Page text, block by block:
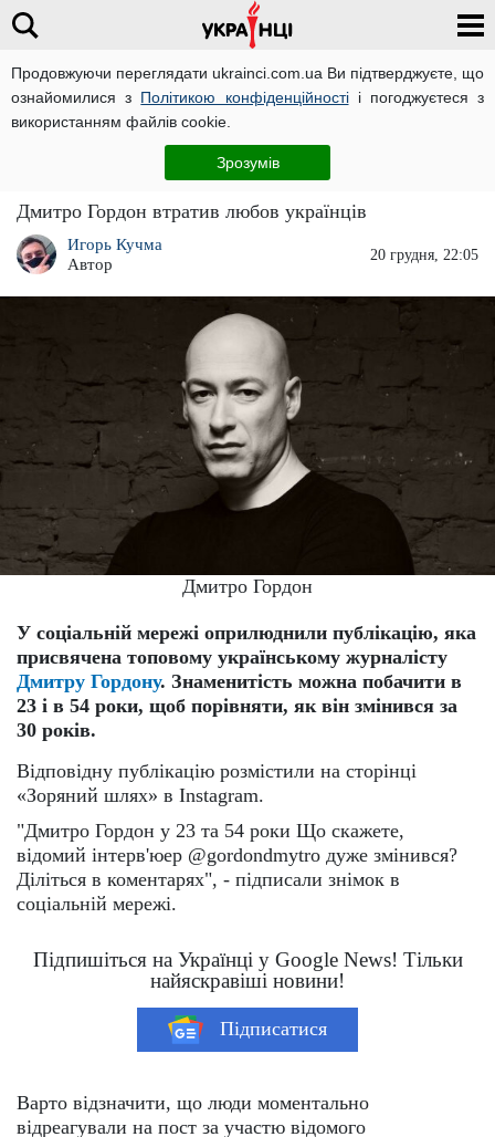
Продовжуючи переглядати ukrainci.com.ua Ви підтверджуєте, що
ознайомилися з Політикою конфіденційностіі погоджуєтеся з
використанням файлів cookie.
Зрозумів
"Продажний": українці "напали" на Дмитра
Гордона і звинуватили його у зраді
Дмитро Гордон втратив любов українців
Игорь Кучма
Автор
20 грудня, 22:05
Дмитро Гордон
У соціальній мережі оприлюднили публікацію, яка
присвячена топовому українському журналісту
Дмитру Гордону. Знаменитість можна побачити в
23 і в 54 роки, щоб порівняти, як він змінився за
30 років.
Відповідну публікацію розмістили на сторінці
«Зоряний шлях» в Instagram.
"Дмитро Гордон у 23 та 54 роки Що скажете,
відомий інтерв'юер @gordondmytro дуже змінився?
Діліться в коментарях", - підписали знімок в
соціальній мережі.
Підпишіться на Українці у Google News! Тільки
найяскравіші новини!
Підписатися
Варто відзначити, що люди моментально
відреагували на пост за участю відомого